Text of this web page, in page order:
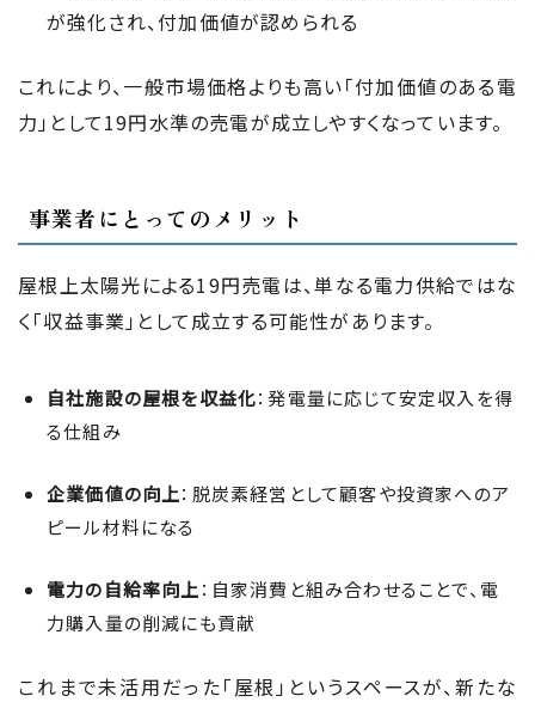
が強化され、付加価値が認められる
これにより、一般市場価格よりも高い「付加価値のある電
力」として19円水準の売電が成立しやすくなっています。
事業者にとってのメリット
屋根上太陽光による19円売電は、単なる電力供給ではな
く「収益事業」として成立する可能性があります。
自社施設の屋根を収益化：発電量に応じて安定収入を得
る仕組み
企業価値の向上：脱炭素経営として顧客や投資家へのア
ピール材料になる
電力の自給率向上：自家消費と組み合わせることで、電
力購入量の削減にも貢献
これまで未活用だった「屋根」というスペースが、新たな